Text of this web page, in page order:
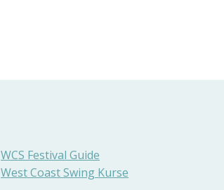
WCS Festival Guide
West Coast Swing Kurse